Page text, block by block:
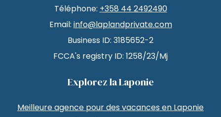
Téléphone: +358 44 2492490
Email: info@laplandprivate.com
Business ID: 3185652-2
FCCA's registry ID: 1258/23/Mj
Explorez la Laponie
Meilleure agence pour des vacances en Laponie